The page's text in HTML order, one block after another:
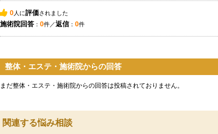
0 人に評価されました
施術院回答 ： 0件／返信： 0件
整体・エステ・施術院からの回答
まだ整体・エステ・施術院からの回答は投稿されておりません。
関連する悩み相談